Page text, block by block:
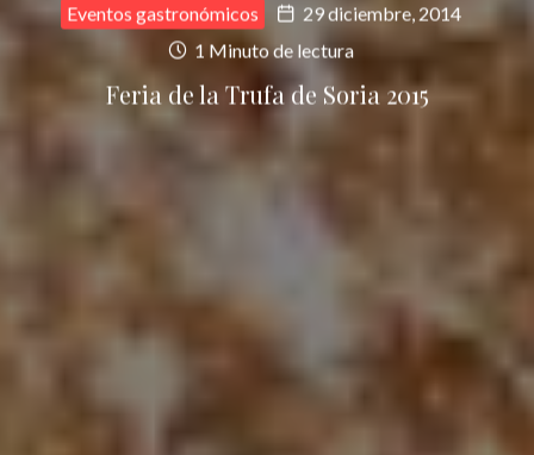
Eventos gastronómicos
29 diciembre, 2014
1 Minuto de lectura
Feria de la Trufa de Soria 2015